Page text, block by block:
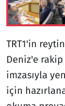
TRT1'in
Deniz'e rakip
imzasıyla
için